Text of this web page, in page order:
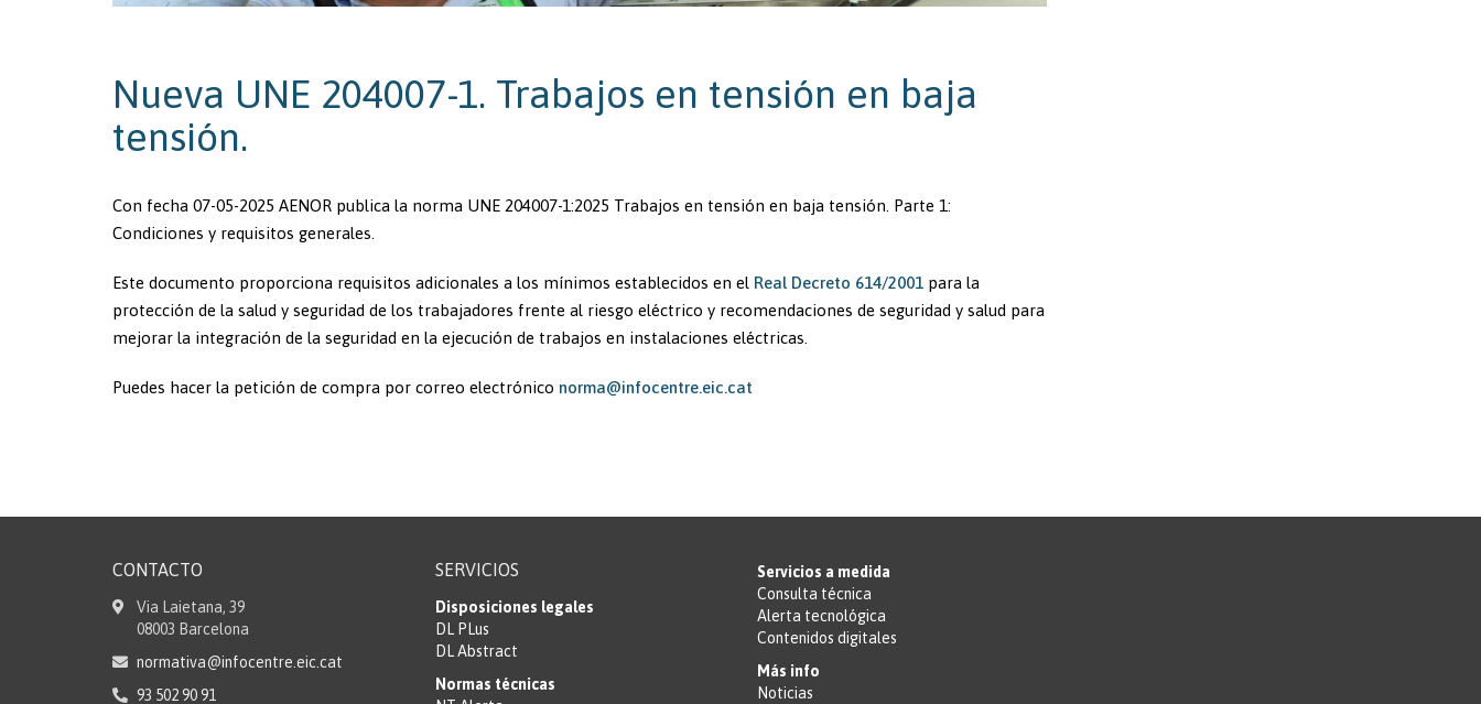
Nueva UNE 204007-1. Trabajos en tensión en baja
tensión.
Con fecha 07-05-2025 AENOR publica la norma UNE 204007-1:2025 Trabajos en tensión en baja tensión. Parte 1:
Condiciones y requisitos generales.
Este documento proporciona requisitos adicionales a los mínimos establecidos en el Real Decreto 614/2001 para la
protección de la salud y seguridad de los trabajadores frente al riesgo eléctrico y recomendaciones de seguridad y salud para
mejorar la integración de la seguridad en la ejecución de trabajos en instalaciones eléctricas.
Puedes hacer la petición de compra por correo electrónico norma@infocentre.eic.cat
CONTACTO
Via Laietana, 39
08003 Barcelona
normativa@infocentre.eic.cat
93 502 90 91
SERVICIOS
Disposiciones legales
DL PLus
DL Abstract
Normas técnicas
Servicios a medida
Consulta técnica
Alerta tecnológica
Contenidos digitales
Más info
Noticias